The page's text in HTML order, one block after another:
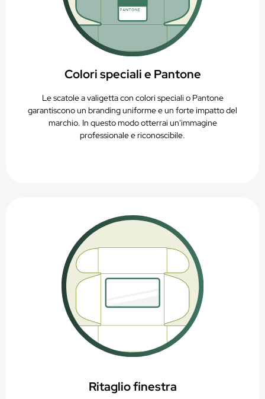
Colori speciali e Pantone
Le scatole a valigetta con colori speciali o Pantone
garantiscono un branding uniforme e un forte impatto del
marchio. In questo modo otterrai un'immagine
professionale e riconoscibile.
Ritaglio finestra